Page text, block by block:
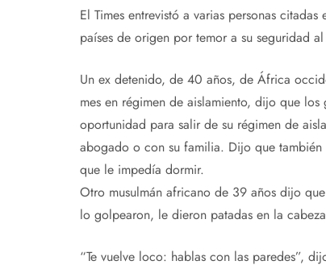
El Times entrevistó a varias personas
países de origen por temor a su seguridad
Un ex detenido, de 40 años, de África
mes en régimen de aislamiento, dijo que
oportunidad para salir de su régimen de
abogado o con su familia. Dijo que
que le impedía dormir.
Otro musulmán africano de 39 años dijo
lo golpearon, le dieron patadas en la
“Te vuelve loco: hablas con las paredes”,